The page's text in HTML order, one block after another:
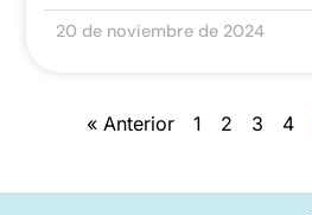
20 de noviembre de 2024
« Anterior 1 2 3 4